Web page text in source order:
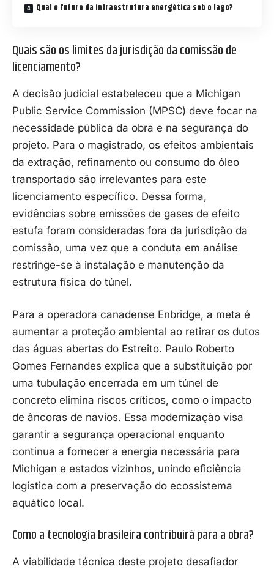
Qual o futuro da infraestrutura energética sob o lago?
Quais são os limites da jurisdição da comissão de
licenciamento?
A decisão judicial estabeleceu que a Michigan
Public Service Commission (MPSC) deve focar na
necessidade pública da obra e na segurança do
projeto. Para o magistrado, os efeitos ambientais
da extração, refinamento ou consumo do óleo
transportado são irrelevantes para este
licenciamento específico. Dessa forma,
evidências sobre emissões de gases de efeito
estufa foram consideradas fora da jurisdição da
comissão, uma vez que a conduta em análise
restringe-se à instalação e manutenção da
estrutura física do túnel.
Para a operadora canadense Enbridge, a meta é
aumentar a proteção ambiental ao retirar os dutos
das águas abertas do Estreito. Paulo Roberto
Gomes Fernandes explica que a substituição por
uma tubulação encerrada em um túnel de
concreto elimina riscos críticos, como o impacto
de âncoras de navios. Essa modernização visa
garantir a segurança operacional enquanto
continua a fornecer a energia necessária para
Michigan e estados vizinhos, unindo eficiência
logística com a preservação do ecossistema
aquático local.
Como a tecnologia brasileira contribuirá para a obra?
A viabilidade técnica deste projeto desafiador